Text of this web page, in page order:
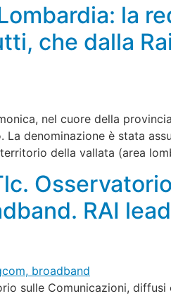
la
che dalla
nel cuore della
La denominazione è stata
della vallata (area
RAI
sulle Comunicazioni,